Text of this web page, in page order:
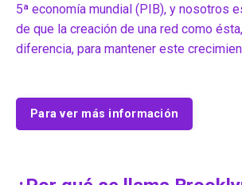
5ª economía mundial (PIB), y nosotros
de que la creación de una red como
diferencia, para mantener este
Para ver más información